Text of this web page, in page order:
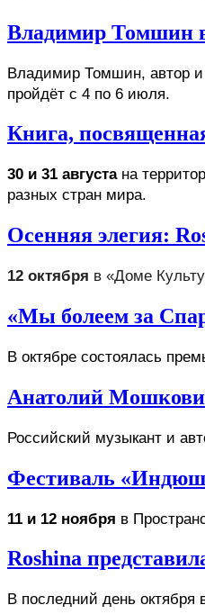
Владимир Томшин
Владимир Томшин, автор и
пройдёт с 4 по 6 июля.
Книга,
30 и 31 августа на
разных стран мира.
Осенняя элегия:
12 октября в «Доме
«Мы болеем за
В октябре состоялась
Анатолий
Российский музыкант и
Фестиваль
11 и 12 ноября в
Roshina
В последний день